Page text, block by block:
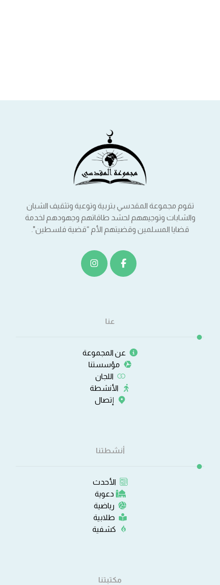
تقوم مجموعة المقدسي بتربية وتوعية وتثقيف الشبان
والشابات وتوجيههم لحشد طاقاتهم وجهودهم لخدمة
قضايا المسلمين وقضيتهم الأم “قضية فلسطين".
عنا
عن المجموعة
مؤسستنا
اللجان
الأنشطة
إتصال
أنشطتنا
الأحدث
دعوية
رياضية
طلابية
كشفية
مكتبتنا